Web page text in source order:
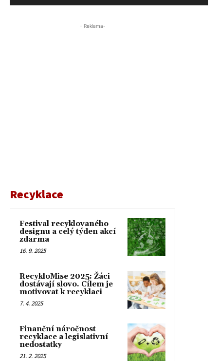
- Reklama-
Recyklace
Festival recyklovaného
designu a celý týden akcí
zdarma
16. 9. 2025
RecykloMise 2025: Žáci
dostávají slovo. Cílem je
motivovat k recyklaci
7. 4. 2025
Finanční náročnost
recyklace a legislativní
nedostatky
21. 2. 2025